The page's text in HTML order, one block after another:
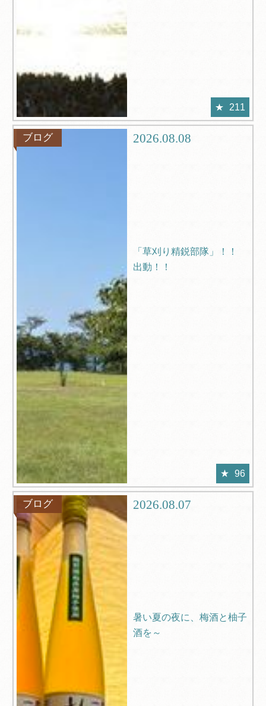
211
ブログ 2026.08.08
「草刈り精鋭部隊」！！
出動！！
96
ブログ 2026.08.07
暑い夏の夜に、梅酒と柚子
酒を～